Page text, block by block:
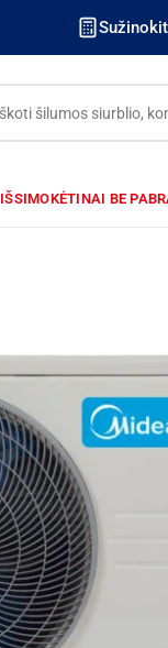
IŠSIMOKĖTINAI BE